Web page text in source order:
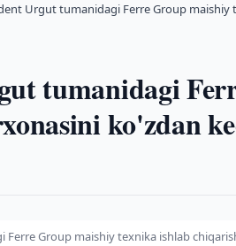
Urgut tumanidagi Ferre Group maishiy
tumanidagi
ko'zdan
Group maishiy texnika ishlab